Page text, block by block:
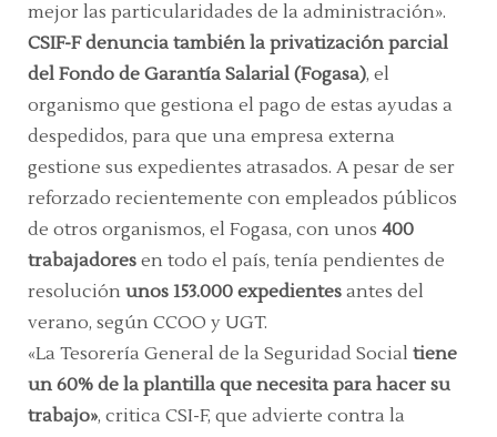
mejor las particularidades de la administración».
CSIF-F denuncia también la privatización parcial
del Fondo de Garantía Salarial (Fogasa), el
organismo que gestiona el pago de estas ayudas a
despedidos, para que una empresa externa
gestione sus expedientes atrasados. A pesar de ser
reforzado recientemente con empleados públicos
de otros organismos, el Fogasa, con unos 400
trabajadores en todo el país, tenía pendientes de
resolución unos 153.000 expedientes antes del
verano, según CCOO y UGT.
«La Tesorería General de la Seguridad Social tiene
un 60% de la plantilla que necesita para hacer su
trabajo», critica CSI-F, que advierte contra la